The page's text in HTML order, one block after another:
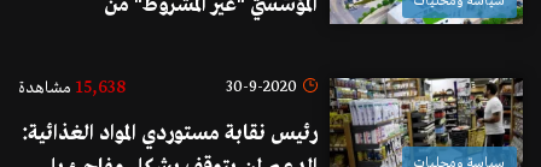
المؤسّسيّ "غير المشروط" من
سياسة ومحليات
30-9-2020
15,638 مشاهدة
رئيس نقابة مستوردي المواد الغذائية: